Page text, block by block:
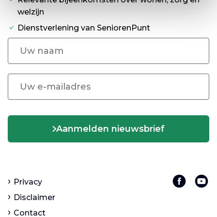
welzijn
Dienstverlening van SeniorenPunt
Aanmelden nieuwsbrief
Privacy
Disclaimer
Contact